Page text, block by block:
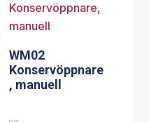
WM02
Konservöppnare
, manuell